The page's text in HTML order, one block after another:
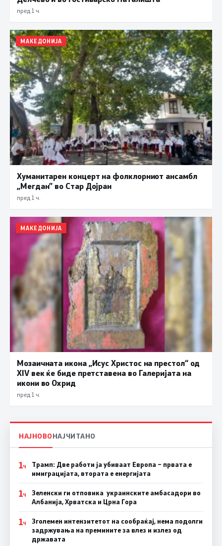
пред 1 ч.
МАКЕДОНИЈА
Хуманитарен концерт на фолклорниот ансамбл
„Мегдан” во Стар Дојран
пред 1 ч.
МАКЕДОНИЈА
Мозаичната икона „Исус Христос на престол“ од
XIV век ќе биде претставена во Галеријата на
икони во Охрид
пред 1 ч.
НАЈНОВОНАЈЧИТАНО
1Ч
Трамп: Две работи ја убиваат Европа – првата е
имиграцијата, втората е енергијата
1Ч
Зеленски ги отповика украинските амбасадори во
Албанија, Хрватска и Црна Гора
1Ч
Зголемен интензитетот на сообраќај, нема подолги
задржувања на премините за влез и излез од
државата